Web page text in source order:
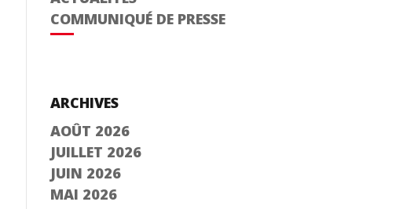
COMMUNIQUÉ DE PRESSE
ARCHIVES
AOÛT 2026
JUILLET 2026
JUIN 2026
MAI 2026